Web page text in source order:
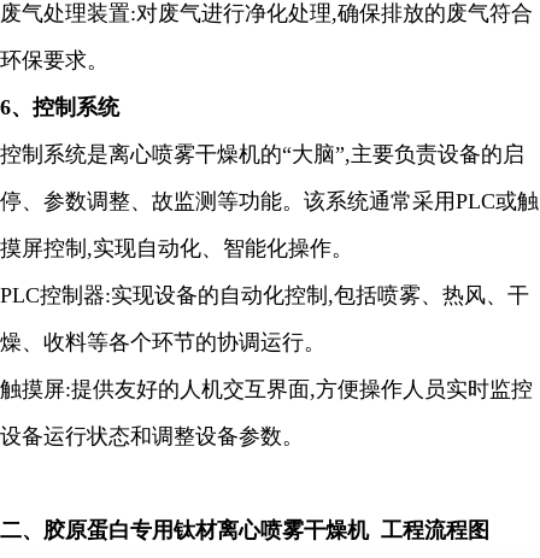
废气处理装置:对废气进行净化处理,确保排放的废气符合
环保要求。
6、控制系统
控制系统是离心喷雾干燥机的“大脑”,主要负责设备的启
停、参数调整、故监测等功能。该系统通常采用PLC或触
摸屏控制 ,实现自动化、智能化操作。
PLC控制器:实现设备的自动化控制 ,包括喷雾、热风、干
燥、收料等各个环节的协调运行。
触摸屏:提供友好的人机交互界面,方便操作人员实时监控
设备运行状态和调整设备参数。
二、 胶原蛋白专用钛材离心喷雾干燥机 工程流程图